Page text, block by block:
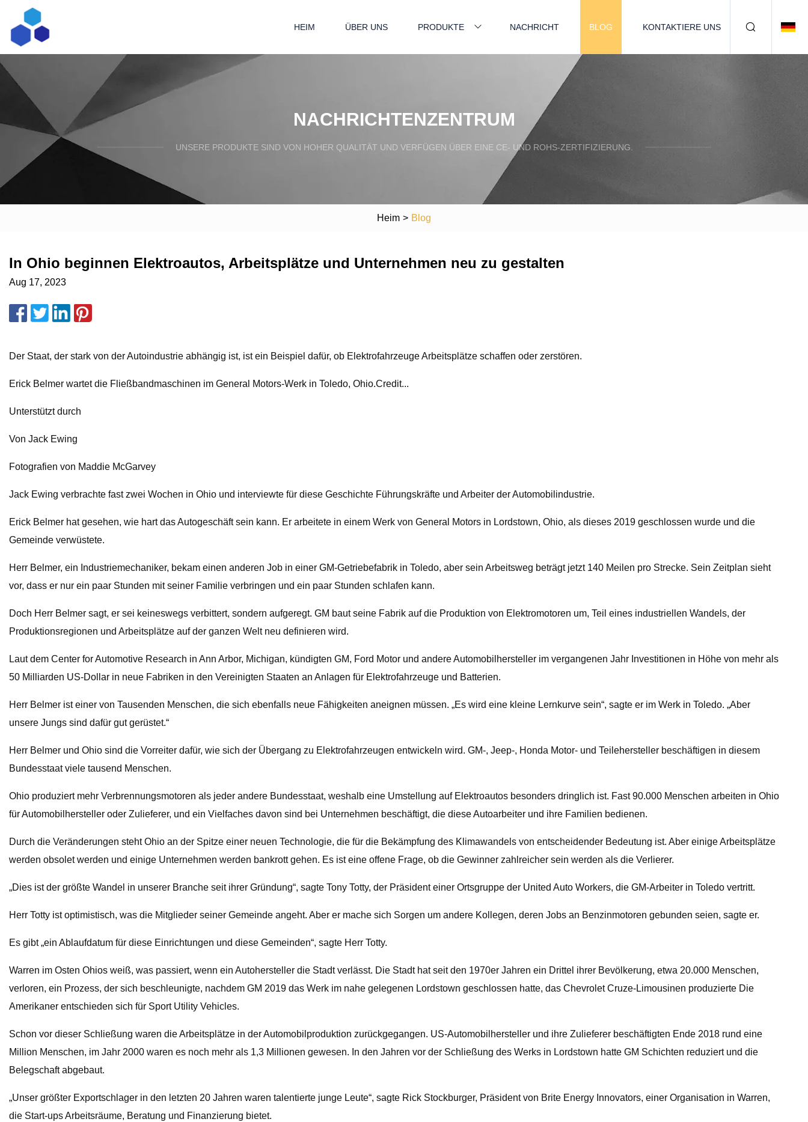
HEIM ÜBER UNS PRODUKTE NACHRICHT BLOG KONTAKTIERE UNS
NACHRICHTENZENTRUM
UNSERE PRODUKTE SIND VON HOHER QUALITÄT UND VERFÜGEN ÜBER EINE CE- UND ROHS-ZERTIFIZIERUNG.
Heim > Blog
In Ohio beginnen Elektroautos, Arbeitsplätze und Unternehmen neu zu gestalten
Aug 17, 2023
Der Staat, der stark von der Autoindustrie abhängig ist, ist ein Beispiel dafür, ob Elektrofahrzeuge Arbeitsplätze schaffen oder zerstören.
Erick Belmer wartet die Fließbandmaschinen im General Motors-Werk in Toledo, Ohio.Credit...
Unterstützt durch
Von Jack Ewing
Fotografien von Maddie McGarvey
Jack Ewing verbrachte fast zwei Wochen in Ohio und interviewte für diese Geschichte Führungskräfte und Arbeiter der Automobilindustrie.
Erick Belmer hat gesehen, wie hart das Autogeschäft sein kann. Er arbeitete in einem Werk von General Motors in Lordstown, Ohio, als dieses 2019 geschlossen wurde und die
Gemeinde verwüstete.
Herr Belmer, ein Industriemechaniker, bekam einen anderen Job in einer GM-Getriebefabrik in Toledo, aber sein Arbeitsweg beträgt jetzt 140 Meilen pro Strecke. Sein Zeitplan sieht
vor, dass er nur ein paar Stunden mit seiner Familie verbringen und ein paar Stunden schlafen kann.
Doch Herr Belmer sagt, er sei keineswegs verbittert, sondern aufgeregt. GM baut seine Fabrik auf die Produktion von Elektromotoren um, Teil eines industriellen Wandels, der
Produktionsregionen und Arbeitsplätze auf der ganzen Welt neu definieren wird.
Laut dem Center for Automotive Research in Ann Arbor, Michigan, kündigten GM, Ford Motor und andere Automobilhersteller im vergangenen Jahr Investitionen in Höhe von mehr als
50 Milliarden US-Dollar in neue Fabriken in den Vereinigten Staaten an Anlagen für Elektrofahrzeuge und Batterien.
Herr Belmer ist einer von Tausenden Menschen, die sich ebenfalls neue Fähigkeiten aneignen müssen. „Es wird eine kleine Lernkurve sein“, sagte er im Werk in Toledo. „Aber
unsere Jungs sind dafür gut gerüstet.“
Herr Belmer und Ohio sind die Vorreiter dafür, wie sich der Übergang zu Elektrofahrzeugen entwickeln wird. GM-, Jeep-, Honda Motor- und Teilehersteller beschäftigen in diesem
Bundesstaat viele tausend Menschen.
Ohio produziert mehr Verbrennungsmotoren als jeder andere Bundesstaat, weshalb eine Umstellung auf Elektroautos besonders dringlich ist. Fast 90.000 Menschen arbeiten in Ohio
für Automobilhersteller oder Zulieferer, und ein Vielfaches davon sind bei Unternehmen beschäftigt, die diese Autoarbeiter und ihre Familien bedienen.
Durch die Veränderungen steht Ohio an der Spitze einer neuen Technologie, die für die Bekämpfung des Klimawandels von entscheidender Bedeutung ist. Aber einige Arbeitsplätze
werden obsolet werden und einige Unternehmen werden bankrott gehen. Es ist eine offene Frage, ob die Gewinner zahlreicher sein werden als die Verlierer.
„Dies ist der größte Wandel in unserer Branche seit ihrer Gründung“, sagte Tony Totty, der Präsident einer Ortsgruppe der United Auto Workers, die GM-Arbeiter in Toledo vertritt.
Herr Totty ist optimistisch, was die Mitglieder seiner Gemeinde angeht. Aber er mache sich Sorgen um andere Kollegen, deren Jobs an Benzinmotoren gebunden seien, sagte er.
Es gibt „ein Ablaufdatum für diese Einrichtungen und diese Gemeinden“, sagte Herr Totty.
Warren im Osten Ohios weiß, was passiert, wenn ein Autohersteller die Stadt verlässt. Die Stadt hat seit den 1970er Jahren ein Drittel ihrer Bevölkerung, etwa 20.000 Menschen,
verloren, ein Prozess, der sich beschleunigte, nachdem GM 2019 das Werk im nahe gelegenen Lordstown geschlossen hatte, das Chevrolet Cruze-Limousinen produzierte Die
Amerikaner entschieden sich für Sport Utility Vehicles.
Schon vor dieser Schließung waren die Arbeitsplätze in der Automobilproduktion zurückgegangen. US-Automobilhersteller und ihre Zulieferer beschäftigten Ende 2018 rund eine
Million Menschen, im Jahr 2000 waren es noch mehr als 1,3 Millionen gewesen. In den Jahren vor der Schließung des Werks in Lordstown hatte GM Schichten reduziert und die
Belegschaft abgebaut.
„Unser größter Exportschlager in den letzten 20 Jahren waren talentierte junge Leute“, sagte Rick Stockburger, Präsident von Brite Energy Innovators, einer Organisation in Warren,
die Start-ups Arbeitsräume, Beratung und Finanzierung bietet.